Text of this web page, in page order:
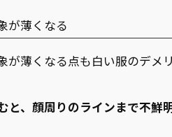
が薄くなる
が薄くなる点も白い服のデメ
と、顔周りのラインまで不鮮